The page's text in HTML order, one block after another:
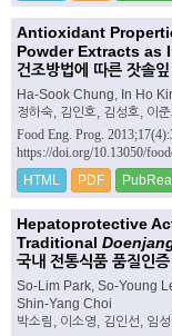
Antioxidant
Powder Extracts as
건조방법에 따른 잣솔
Ha-Sook Chung, In Ho
정하숙, 김인호, 김성호, 이
Food Eng. Prog.
https://doi.org/10.13050/
HTML PDF
Hepatoprotective
Traditional
국내 전통식품 품질인
So-Lim Park, So-Young
Shin-Yang Choi
박소림, 이소영, 김인선, 임